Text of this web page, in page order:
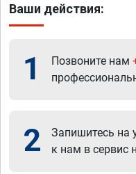
Ваши действия:
1 Позвоните нам
2
Запишитесь на
к нам в сервис